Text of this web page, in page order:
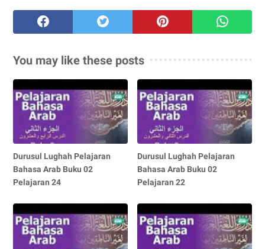
You may like these posts
Durusul Lughah Pelajaran
Bahasa Arab Buku 02
Pelajaran 24
Durusul Lughah Pelajaran
Bahasa Arab Buku 02
Pelajaran 22